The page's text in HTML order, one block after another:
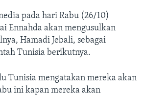
pada hari Rabu (26/10)
Ennahda akan mengusulkan
Hamadi Jebali, sebagai
Tunisia berikutnya.
Tunisia mengatakan mereka akan
ini kapan mereka akan